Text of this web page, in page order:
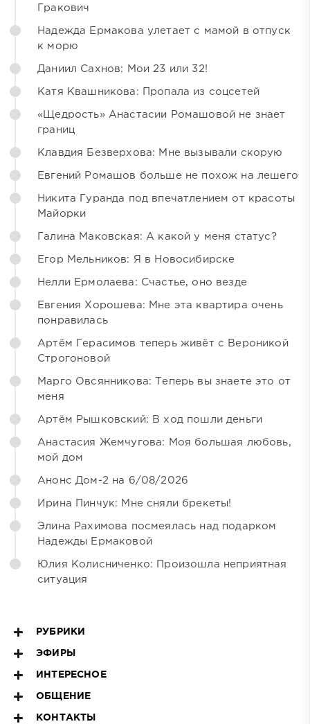
Гракович
Надежда Ермакова улетает с мамой в отпуск
к морю
Даниил Сахнов: Мои 23 или 32!
Катя Квашникова: Пропала из соцсетей
«Щедрость» Анастасии Ромашовой не знает
границ
Клавдия Безверхова: Мне вызывали скорую
Евгений Ромашов больше не похож на лешего
Никита Гуранда под впечатлением от красоты
Майорки
Галина Маковская: А какой у меня статус?
Егор Мельников: Я в Новосибирске
Нелли Ермолаева: Счастье, оно везде
Евгения Хорошева: Мне эта квартира очень
понравилась
Артём Герасимов теперь живёт с Вероникой
Строгоновой
Марго Овсянникова: Теперь вы знаете это от
меня
Артём Рышковский: В ход пошли деньги
Анастасия Жемчугова: Моя большая любовь,
мой дом
Анонс Дом-2 на 6/08/2026
Ирина Пинчук: Мне сняли брекеты!
Элина Рахимова посмеялась над подарком
Надежды Ермаковой
Юлия Колисниченко: Произошла неприятная
ситуация
РУБРИКИ
ЭФИРЫ
ИНТЕРЕСНОЕ
ОБЩЕНИЕ
КОНТАКТЫ